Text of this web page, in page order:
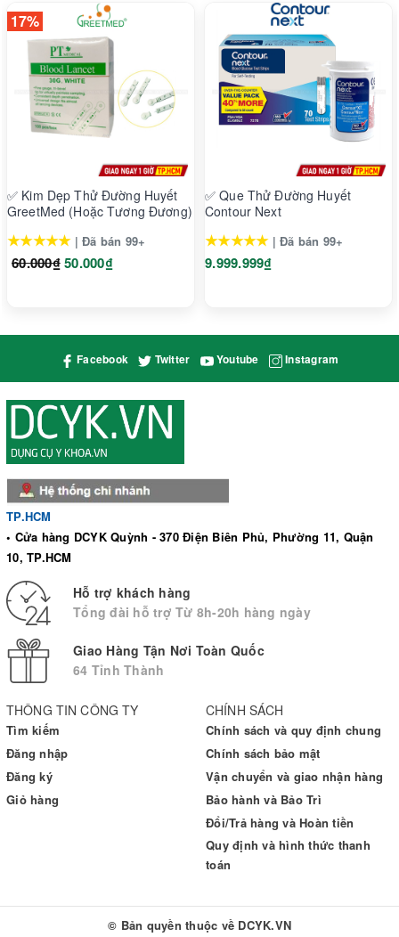
Cảnh báo sốt
Máy cho kết quả nhanh chóng chỉ sau 1 giây đo. Chỉ số rõ ràng,
dễ nhìn hiện trên màn hình LCD. Đặc biệt, máy đo nhiệt độ
Jumper khi cho kết quả sẽ thể hiện thông qua 2 chế độ màu, âm
thanh: màu xanh (bình thường) và màu đỏ (sốt) để bạn theo dõi
trực quan hơn.
Đặc biệt, nhiệt kế điện tử có bộ nhớ lưu lại 20 kết quả, giúp bạn
17%
✅ Kim Dẹp Thử Đường Huyết
GreetMed (Hoặc Tương Đương)
★★★★★ | Đã bán 99+
60.000₫50.000₫
✅ Que Thử Đường Huyết
Contour Next
★★★★★ | Đã bán 99+
9.999.999₫
Facebook Twitter Youtube Instagram
THÔNG TIN CÔNG TY
Tìm kiếm
Đăng nhập
Đăng ký
Giỏ hàng
CHÍNH SÁCH
Chính sách và quy định chung
Chính sách bảo mật
Vận chuyển và giao nhận hàng
Bảo hành và Bảo Trì
Đổi/Trả hàng và Hoàn tiền
Quy định và hình thức thanh
toán
TP.HCM
• Cửa hàng DCYK Quỳnh - 370 Điện Biên Phủ, Phường 11, Quận
10, TP.HCM
Hỗ trợ khách hàng
Tổng đài hỗ trợ Từ 8h-20h hàng ngày
Giao Hàng Tận Nơi Toàn Quốc
64 Tỉnh Thành
© Bản quyền thuộc về DCYK.VN